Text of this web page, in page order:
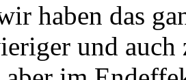
haben das
und